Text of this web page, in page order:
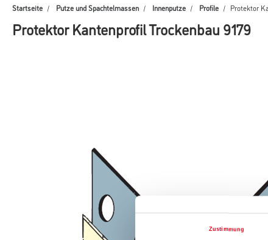
Zustimmung
Startseite Putze und Spachtelmassen Innenputze Profile Protektor
Protektor Kantenprofil Trockenbau 9179